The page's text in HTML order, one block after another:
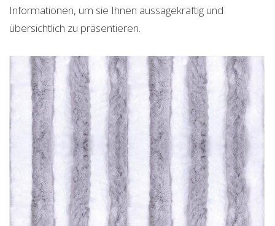
Informationen, um sie Ihnen aussagekräftig und
übersichtlich zu präsentieren.